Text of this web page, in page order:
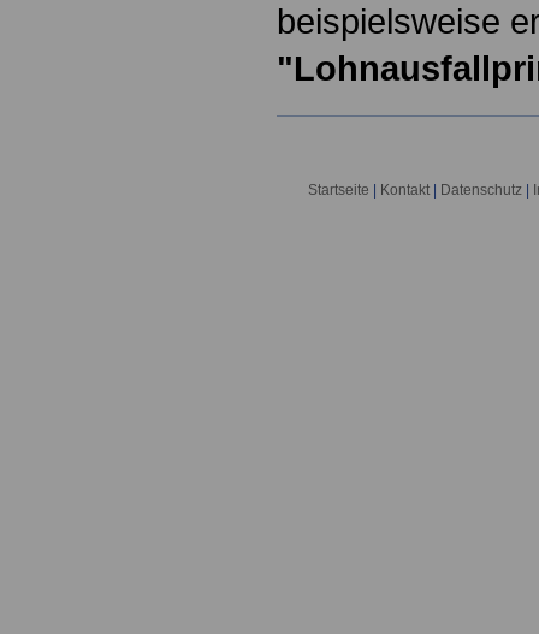
beispielsweise
Startseite Kontakt Datenschutz